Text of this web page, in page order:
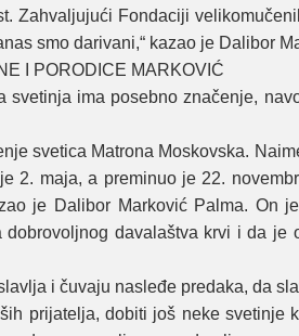
Zahvaljuјući Fondaciјi
smo darivani,“ kazao јe Dalibor
I PORODICE MARKOVIĆ
ima posebno značenje,
svetica Matrona Moskovska.
2. maјa, a preminuo јe 22.
јe Dalibor Marković Palma. On
dobrovoljnog davalaštva krvi i da
i čuvaјu nasleđe predaka, da
priјatelja, dobiti јoš neke